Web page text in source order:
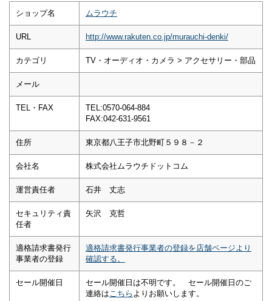
ショップ名 ムラウチ
URL http://www.rakuten.co.jp/murauchi-denki/
カテゴリ TV・オーディオ・カメラ > アクセサリー・部品
メール
TEL・FAX
TEL:0570-064-884
FAX:042-631-9561
住所 東京都八王子市北野町５９８－２
会社名 株式会社ムラウチドットコム
運営責任者 石井 丈志
セキュリティ責
任者
矢沢 克哲
適格請求書発行
事業者の登録
適格請求書発行事業者の登録を店舗ページより
確認する。
セール開催日
セール開催日は不明です。 セール開催日のご
連絡は こちら よりお願いします。